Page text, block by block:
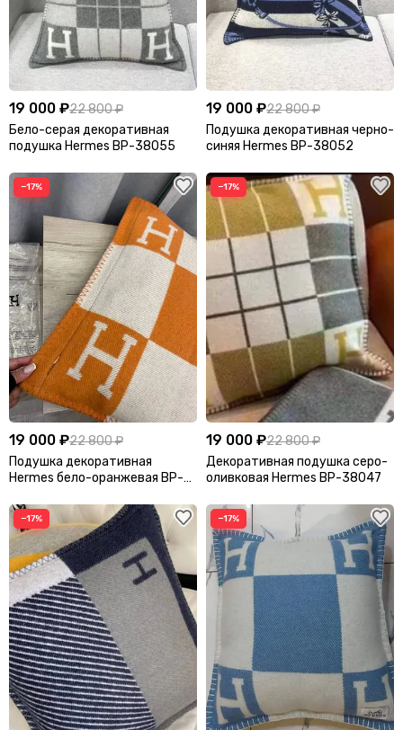
19 000 ₽22 800 ₽
Бело-серая декоративная
подушка Hermes BP-38055
19 000 ₽22 800 ₽
Подушка декоративная черно-
синяя Hermes BP-38052
−17%
19 000 ₽22 800 ₽
Подушка декоративная
Hermes бело-оранжевая BP-
−17%
19 000 ₽22 800 ₽
Декоративная подушка серо-
оливковая Hermes BP-38047
−17% −17%